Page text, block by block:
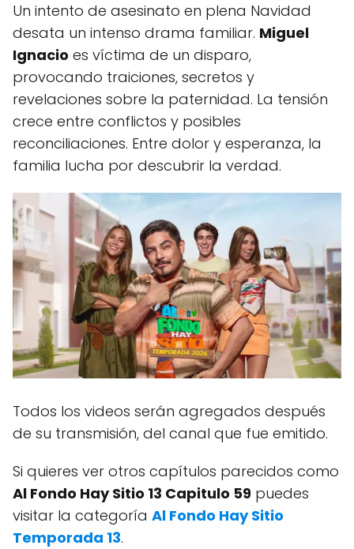
Un intento de asesinato en plena Navidad
desata un intenso drama familiar. Miguel
Ignacio es víctima de un disparo,
provocando traiciones, secretos y
revelaciones sobre la paternidad. La tensión
crece entre conflictos y posibles
reconciliaciones. Entre dolor y esperanza, la
familia lucha por descubrir la verdad.
Todos los videos serán agregados después
de su transmisión, del canal que fue emitido.
Si quieres ver otros capítulos parecidos como
Al Fondo Hay Sitio 13 Capitulo 59 puedes
visitar la categoría Al Fondo Hay Sitio
Temporada 13.